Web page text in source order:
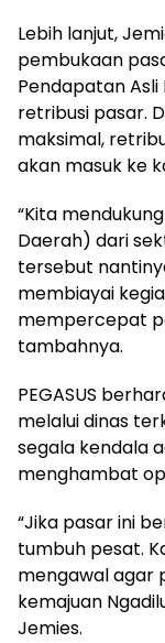
Lebih lanjut,
pembukaan
Pendapatan
retribusi pasar.
maksimal,
akan masuk ke
“Kita
Daerah) dari
tersebut
membiayai
mempercepat
tambahnya.
PEGASUS
melalui dinas
segala kendala
menghambat
“Jika pasar ini
tumbuh pesat.
mengawal agar
kemajuan
Jemies.